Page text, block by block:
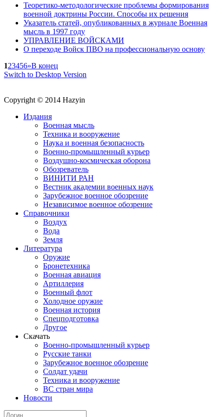
Теоретико-методологические проблемы формирования
военной доктрины России. Способы их решения
Указатель статей, опубликованных в журнале Военная
мысль в 1997 году
УПРАВЛЕНИЕ ВОЙСКАМИ
О переходе Войск ПВО на профессиональную основу
123456»В конец
Switch to Desktop Version
Copyright © 2014 Hazyin
Издания
Военная мысль
Техника и вооружение
Наука и военная безопасность
Военно-промышленный курьер
Воздушно-космическая оборона
Обозреватель
ВИНИТИ РАН
Вестник академии военных наук
Зарубежное военное обозрение
Независимое военное обозрение
Справочники
Воздух
Вода
Земля
Литература
Оружие
Бронетехника
Военная авиация
Артиллерия
Военный флот
Холодное оружие
Военная история
Спецподготовка
Другое
Скачать
Военно-промышленный курьер
Русские танки
Зарубежное военное обозрение
Солдат удачи
Техника и вооружение
ВС стран мира
Новости